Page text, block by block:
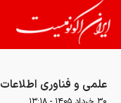
علمی و فناوری اطلاعات